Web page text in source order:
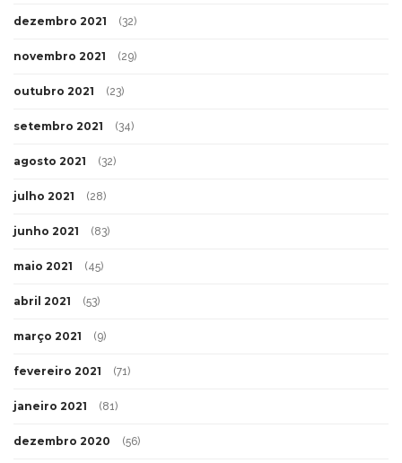
dezembro 2021 (32)
novembro 2021 (29)
outubro 2021 (23)
setembro 2021 (34)
agosto 2021 (32)
julho 2021 (28)
junho 2021 (83)
maio 2021 (45)
abril 2021 (53)
março 2021 (9)
fevereiro 2021 (71)
janeiro 2021 (81)
dezembro 2020 (56)